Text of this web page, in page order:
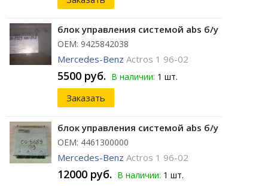
блок управления системой abs б/у
ОЕМ: 9425842038
Mercedes-Benz Actros 1 96-02
5500 руб. В наличии: 1 шт.
Заказать
блок управления системой abs б/у
ОЕМ: 4461300000
Mercedes-Benz Actros 1 96-02
12000 руб. В наличии: 1 шт.